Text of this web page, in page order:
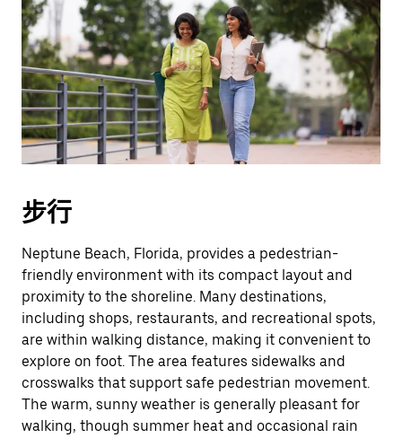
步行
Neptune Beach, Florida, provides a pedestrian-
friendly environment with its compact layout and
proximity to the shoreline. Many destinations,
including shops, restaurants, and recreational spots,
are within walking distance, making it convenient to
explore on foot. The area features sidewalks and
crosswalks that support safe pedestrian movement.
The warm, sunny weather is generally pleasant for
walking, though summer heat and occasional rain